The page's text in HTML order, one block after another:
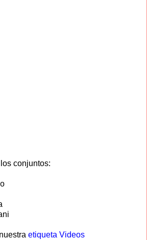
conjuntos:
etiqueta Videos